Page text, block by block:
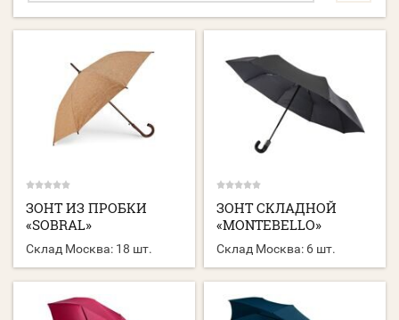
ЗОНТ ИЗ ПРОБКИ
«SOBRAL»
Склад Москва: 18 шт.
ЗОНТ СКЛАДНОЙ
«MONTEBELLO»
Склад Москва: 6 шт.